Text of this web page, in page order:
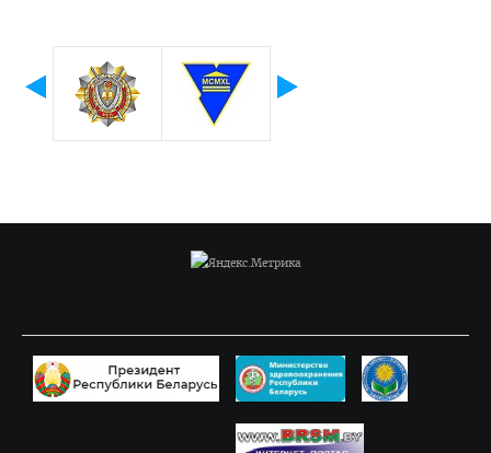
Университетские олимпиады
Приказ о зачислении победителей
Положение об олимпиадах
Приказ о результатах
Алгоритм подачи документов для победителей
Общежитие
Заочная форма обучения